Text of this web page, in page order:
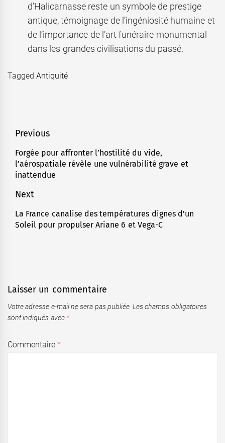
d’Halicarnasse reste un symbole de prestige
antique, témoignage de l’ingéniosité humaine et
de l’importance de l’art funéraire monumental
dans les grandes civilisations du passé.
TaggedAntiquité
Navigation
de
l’article
Previous
Previous
post:
Forgée pour affronter l’hostilité du vide,
l’aérospatiale révèle une vulnérabilité grave et
inattendue
Next
Next
post:
La France canalise des températures dignes d’un
Soleil pour propulser Ariane 6 et Vega-C
Laisser un commentaire
Votre adresse e-mail ne sera pas publiée. Les champs obligatoires
sont indiqués avec *
Commentaire*